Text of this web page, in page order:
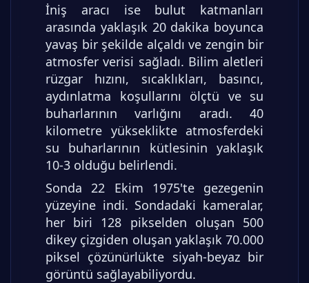
İniş aracı ise bulut katmanları
arasında yaklaşık 20 dakika boyunca
yavaş bir şekilde alçaldı ve zengin bir
atmosfer verisi sağladı. Bilim aletleri
rüzgar hızını, sıcaklıkları, basıncı,
aydınlatma koşullarını ölçtü ve su
buharlarının varlığını aradı. 40
kilometre yükseklikte atmosferdeki
su buharlarının kütlesinin yaklaşık
10-3 olduğu belirlendi.
Sonda 22 Ekim 1975'te gezegenin
yüzeyine indi. Sondadaki kameralar,
her biri 128 pikselden oluşan 500
dikey çizgiden oluşan yaklaşık 70.000
piksel çözünürlükte siyah-beyaz bir
görüntü sağlayabiliyordu.